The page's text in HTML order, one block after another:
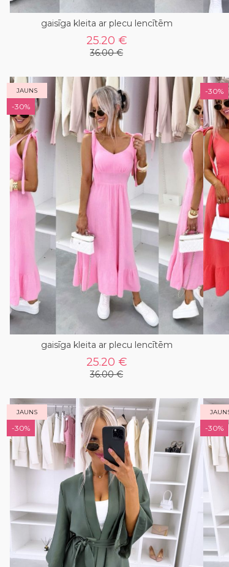
gaisīga kleita ar plecu lencītēm
25.20 €
36.00 €
JAUNS
-30%
gaisīga kleita ar plecu lencītēm
25.20 €
36.00 €
-30%
JAUNS
-30% -30%